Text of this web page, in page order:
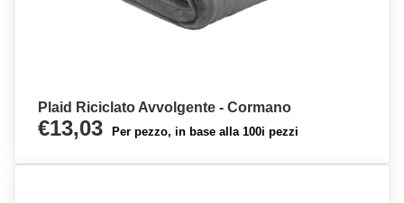
Plaid Riciclato Avvolgente - Cormano
€13,03 Per pezzo, in base alla 100i pezzi